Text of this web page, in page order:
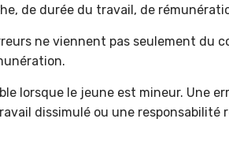
de durée du travail, de
ne viennent pas seulement du
lorsque le jeune est mineur. Une
dissimulé ou une responsabilité